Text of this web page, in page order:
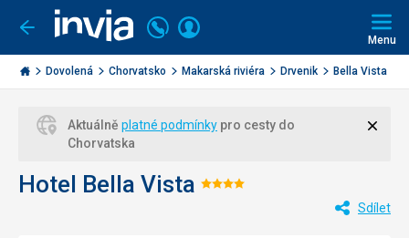
Jít
zpět
Invia.cz
Volejte
226
000
284
Přihlásit
Menu
Dovolená Chorvatsko Makarská riviéra Drvenik Bella Vista
Aktuálně platné podmínky pro cesty do
Chorvatska
Hotel Bella Vista Hodnocení:
Sdílet